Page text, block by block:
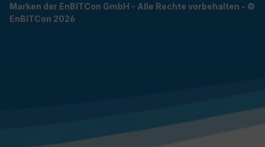
Marken der EnBITCon GmbH - Alle Rechte vorbehalten - ©
EnBITCon 2026